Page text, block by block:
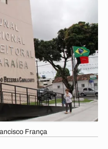
França